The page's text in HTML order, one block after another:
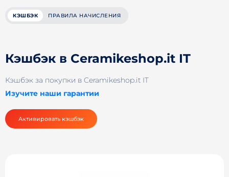
КЭШБЭК ПРАВИЛА НАЧИСЛЕНИЯ
Кэшбэк в Ceramikeshop.it IT
Кэшбэк за покупки в Ceramikeshop.it IT
Изучите наши гарантии
Активировать кэшбэк